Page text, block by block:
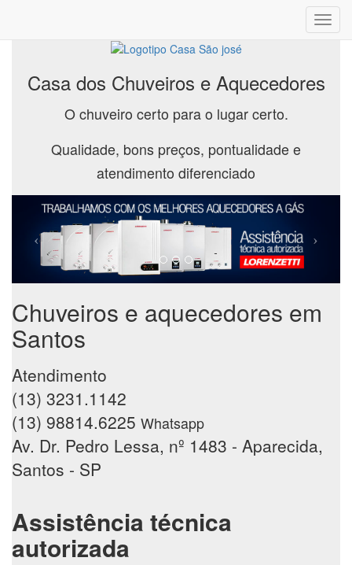
Casa dos Chuveiros e Aquecedores
O chuveiro certo para o lugar certo.
Qualidade, bons preços, pontualidade e
atendimento diferenciado
Chuveiros e aquecedores em
Santos
Atendimento
(13) 3231.1142
(13) 98814.6225 Whatsapp
Av. Dr. Pedro Lessa, nº 1483 - Aparecida,
Santos - SP
Assistência técnica
autorizada